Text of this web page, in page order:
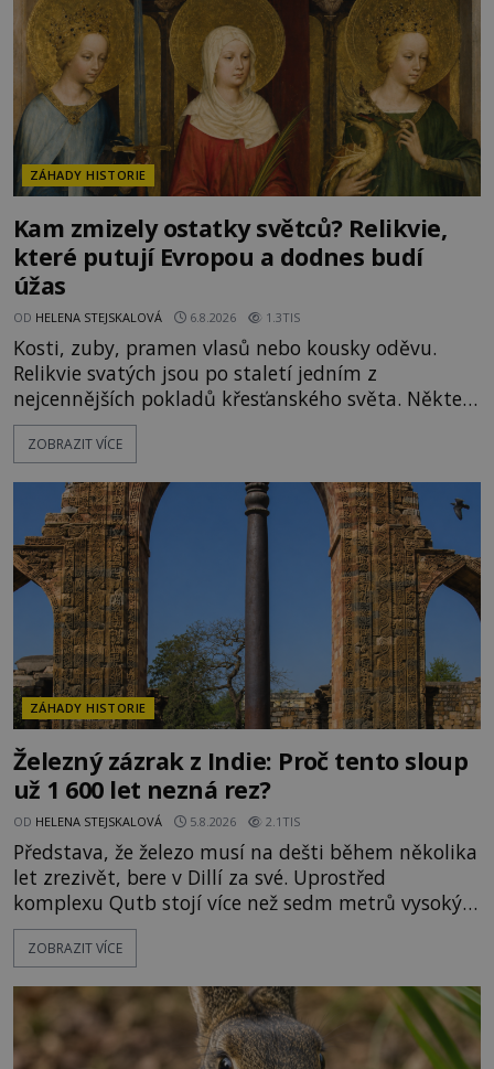
ZÁHADY HISTORIE
Kam zmizely ostatky světců? Relikvie,
které putují Evropou a dodnes budí
úžas
OD HELENA STEJSKALOVÁ 6.8.2026 1.3TIS
Kosti, zuby, pramen vlasů nebo kousky oděvu.
Relikvie svatých jsou po staletí jedním z
nejcennějších pokladů křesťanského světa. Některé
mají pečlivě doloženou historii, jiné provází
záhady, krádeže i nečekané objevy. Jejich osudy
o skutečné historické události. Ve středověké
Evropě mají relikvie mimořádnou hodnotu. Nejsou
jen předmětem úcty
ZOBRAZIT VÍCE
ZÁHADY HISTORIE
Železný zázrak z Indie: Proč tento sloup
už 1 600 let nezná rez?
OD HELENA STEJSKALOVÁ 5.8.2026 2.1TIS
Představa, že železo musí na dešti během několika
let zrezivět, bere v Dillí za své. Uprostřed
komplexu Qutb stojí více než sedm metrů vysoký
železný sloup, který už přibližně 1 600 let odolává
počasí s jen nepatrnými stopami koroze. Jeho
ztracených technologiích či tajemných
materiálech. Moderní metalurgie však ukazuje, že
skutečné vysvětlení je ješt
ZOBRAZIT VÍCE